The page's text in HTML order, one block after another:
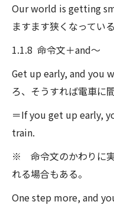
Our world is getting
ますます狭くなっている
1.1.8 命令文＋and～
Get up early, and you
ろ、そうすれば電車に
＝If you get up early,
train.
※ 命令文のかわりに
れる場合もある。
One step more, and